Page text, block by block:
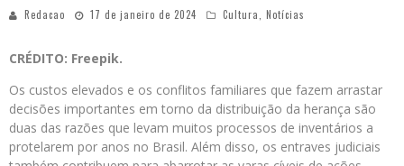
Redacao 17 de janeiro de 2024 Cultura Notícias
CRÉDITO: Freepik.
Os custos elevados e os conflitos familiares que fazem arrastar
decisões importantes em torno da distribuição da herança são
duas das razões que levam muitos processos de inventários a
protelarem por anos no Brasil. Além disso, os entraves judiciais